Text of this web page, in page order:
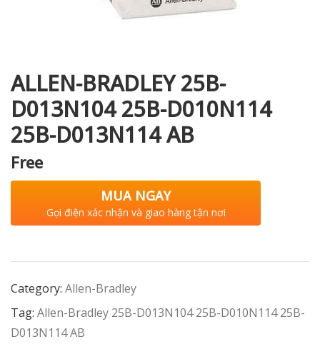
ALLEN-BRADLEY 25B-
D013N104 25B-D010N114
25B-D013N114 AB
Free
MUA NGAY
Gọi điện xác nhận và giao hàng tận nơi
Category: Allen-Bradley
Tag: Allen-Bradley 25B-D013N104 25B-D010N114 25B-
D013N114 AB